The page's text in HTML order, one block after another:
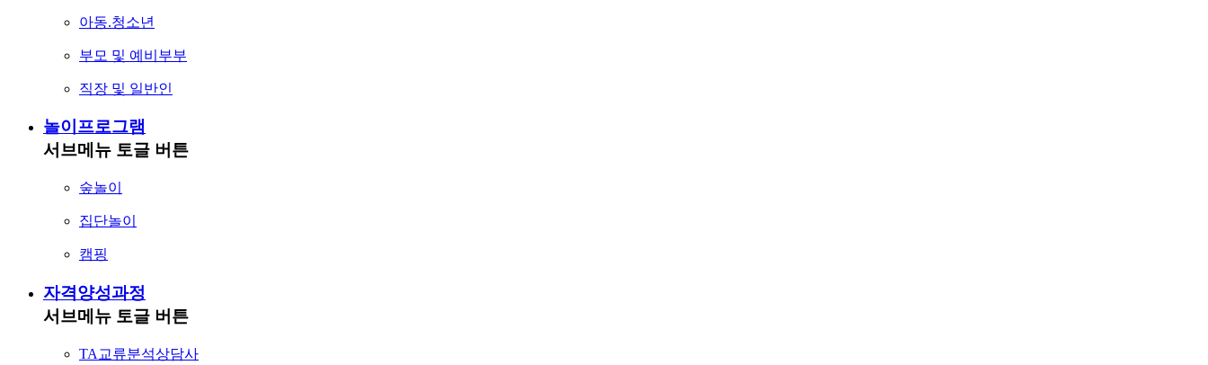
아동.청소년
부모 및 예비부부
직장 및 일반인
놀이프로그램
서브메뉴 토글 버튼
숲놀이
집단놀이
캠핑
자격양성과정
서브메뉴 토글 버튼
TA교류분석상담사